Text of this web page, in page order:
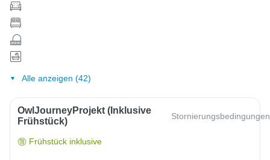
Alle anzeigen (42)
OwlJourneyProjekt (inklusive
Frühstück)
Stornierungsbedingungen
Frühstück inklusive